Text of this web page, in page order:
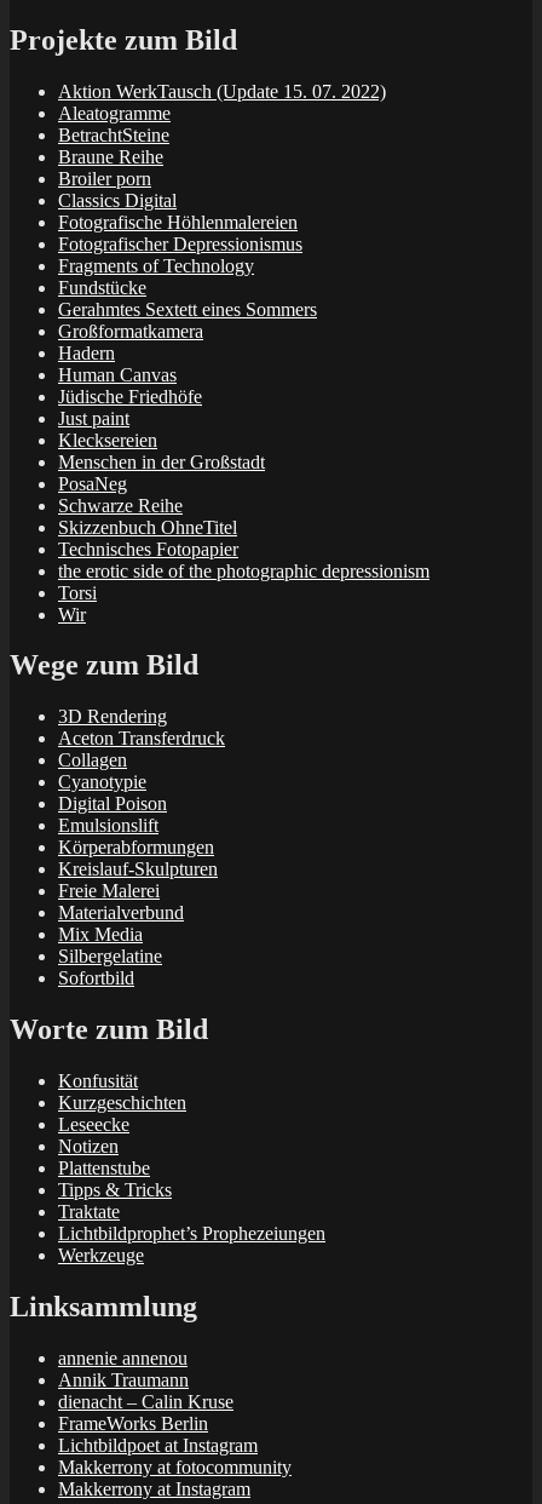
Projekte zum Bild
Aktion WerkTausch (Update 15. 07. 2022)
Aleatogramme
BetrachtSteine
Braune Reihe
Broiler porn
Classics Digital
Fotografische Höhlenmalereien
Fotografischer Depressionismus
Fragments of Technology
Fundstücke
Gerahmtes Sextett eines Sommers
Großformatkamera
Hadern
Human Canvas
Jüdische Friedhöfe
Just paint
Klecksereien
Menschen in der Großstadt
PosaNeg
Schwarze Reihe
Skizzenbuch OhneTitel
Technisches Fotopapier
the erotic side of the photographic depressionism
Torsi
Wir
Wege zum Bild
3D Rendering
Aceton Transferdruck
Collagen
Cyanotypie
Digital Poison
Emulsionslift
Körperabformungen
Kreislauf-Skulpturen
Freie Malerei
Materialverbund
Mix Media
Silbergelatine
Sofortbild
Worte zum Bild
Konfusität
Kurzgeschichten
Leseecke
Notizen
Plattenstube
Tipps & Tricks
Traktate
Lichtbildprophet’s Prophezeiungen
Werkzeuge
Linksammlung
annenie annenou
Annik Traumann
dienacht – Calin Kruse
FrameWorks Berlin
Lichtbildpoet at Instagram
Makkerrony at fotocommunity
Makkerrony at Instagram